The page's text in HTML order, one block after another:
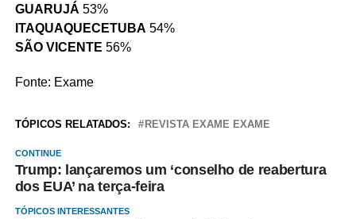
GUARUJÁ 53%
ITAQUAQUECETUBA 54%
SÃO VICENTE 56%
Fonte: Exame
TÓPICOS RELATADOS: REVISTA EXAME EXAME
CONTINUE
Trump: lançaremos um ‘conselho de reabertura
dos EUA’ na terça-feira
TÓPICOS INTERESSANTES